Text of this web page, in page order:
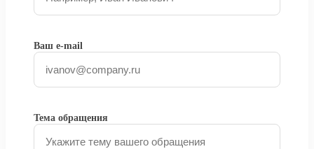
Ваш e-mail
Тема обращения